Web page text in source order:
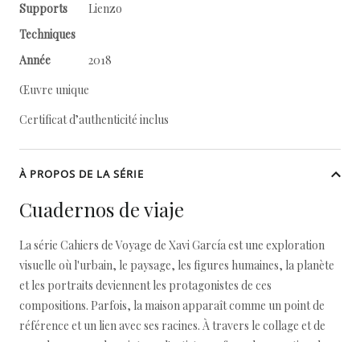
Supports
Lienzo
Techniques
Année
2018
Œuvre unique
Certificat d’authenticité inclus
À PROPOS DE LA SÉRIE
Cuadernos de viaje
La série Cahiers de Voyage de Xavi García est une exploration
visuelle où l'urbain, le paysage, les figures humaines, la planète
et les portraits deviennent les protagonistes de ces
compositions. Parfois, la maison apparaît comme un point de
référence et un lien avec ses racines. À travers le collage et de